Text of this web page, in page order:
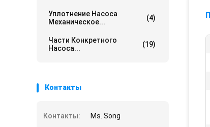
Уплотнение Насоса
Механическое...
(4)
Части Конкретного
Насоса...
(19)
Контакты
Контакты:
Ms. Song